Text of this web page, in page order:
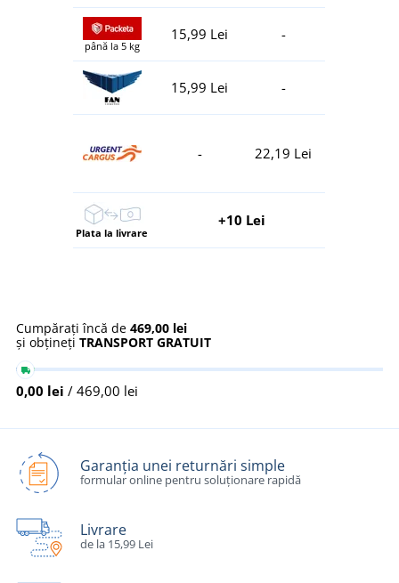
până la 5 kg
15,99 Lei -
15,99 Lei -
- 22,19 Lei
Plata la livrare
+10 Lei
Cumpărați încă de 469,00 lei
și obțineți TRANSPORT GRATUIT
0,00 lei / 469,00 lei
Garanția unei returnări simple
formular online pentru soluționare rapidă
Livrare
de la 15,99 Lei